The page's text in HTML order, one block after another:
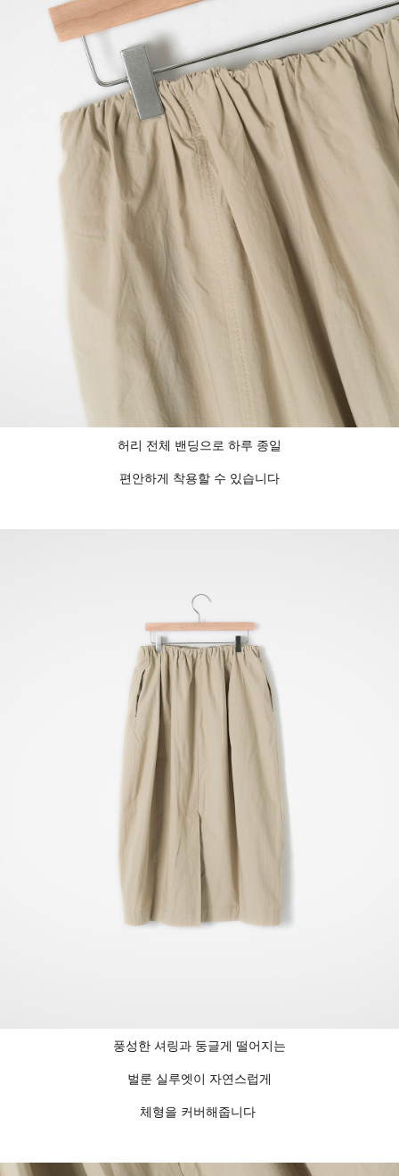
허리 전체 밴딩으로 하루 종일
편안하게 착용할 수 있습니다
풍성한 셔링과 둥글게 떨어지는
벌룬 실루엣이 자연스럽게
체형을 커버해줍니다